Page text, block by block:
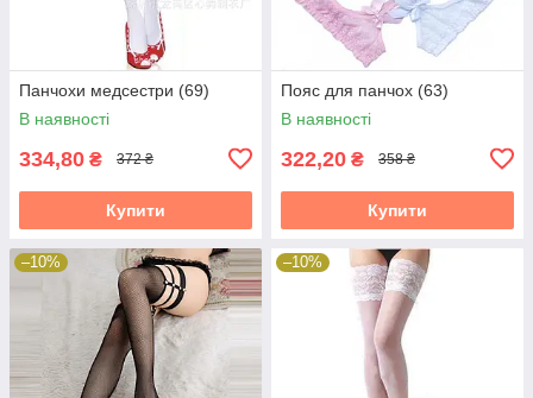
Панчохи медсестри (69)
В наявності
334,80 ₴ 372 ₴
Купити
Пояс для панчох (63)
В наявності
322,20 ₴ 358 ₴
Купити
–10% –10%